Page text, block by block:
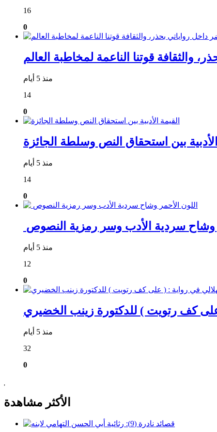
16
0
منذ 5 أيام
14
0
بين استحقاق النص وسلطة الجائزة
منذ 5 أيام
14
0
وشاح سردية الأدب وسر رمزية النصوص
منذ 5 أيام
12
0
( على كف رتويت ) للدكتورة زينب الخضيري
منذ 5 أيام
32
0
الأكثر مشاهدة